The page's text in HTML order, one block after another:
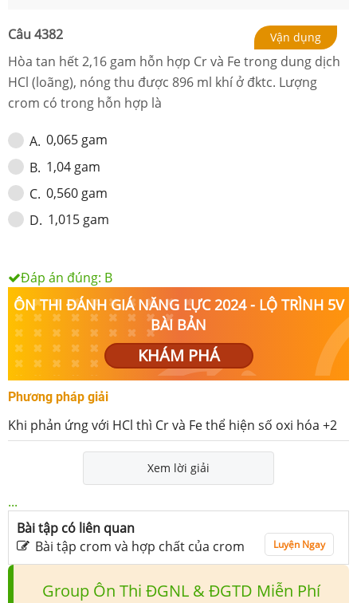
Câu 4382 Vận dụng
Hòa tan hết 2,16 gam hỗn hợp Cr và Fe trong dung dịch
HCl (loãng), nóng thu được 896 ml khí ở đktc. Lượng
crom có trong hỗn hợp là
A. 0,065 gam
B. 1,04 gam
C. 0,560 gam
D. 1,015 gam
Đáp án đúng: B
ÔN THI ĐÁNH GIÁ NĂNG LỰC 2024 - LỘ TRÌNH 5V
BÀI BẢN
KHÁM PHÁ
Phương pháp giải
Khi phản ứng với HCl thì Cr và Fe thể hiện số oxi hóa +2
Xem lời giải
...
Bài tập có liên quan
Bài tập crom và hợp chất của crom
Luyện Ngay
Group Ôn Thi ĐGNL & ĐGTD Miễn Phí